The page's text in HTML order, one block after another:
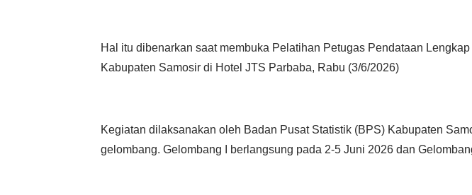
Hal itu dibenarkan saat membuka Pelatihan Petugas Pendataan
Kabupaten Samosir di Hotel JTS Parbaba, Rabu (3/6/2026)
Kegiatan dilaksanakan oleh Badan Pusat Statistik (BPS) Kabupaten
gelombang. Gelombang I berlangsung pada 2-5 Juni 2026 dan